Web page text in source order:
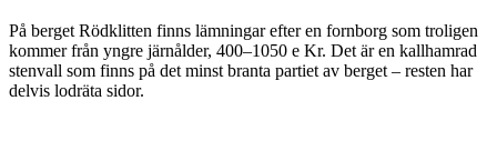
På berget Rödklitten finns lämningar efter en fornborg som troligen
kommer från yngre järnålder, 400–1050 e Kr. Det är en kallhamrad
stenvall som finns på det minst branta partiet av berget – resten har
delvis lodräta sidor.